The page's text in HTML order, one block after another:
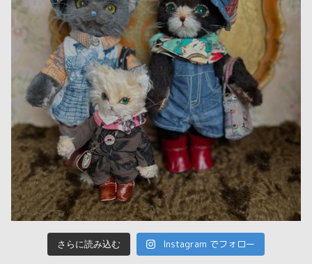
さらに読み込む Instagram でフォロー